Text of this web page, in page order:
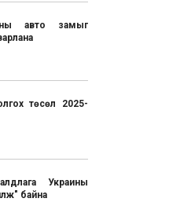
авто замыг
төсөл 2025-
Украины
байна